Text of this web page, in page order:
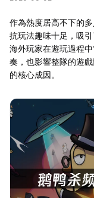
作為熱度居高不下的
抗玩法趣味十足，吸
海外玩家在遊玩過程
奏，也影響整隊的遊
的核心成因。